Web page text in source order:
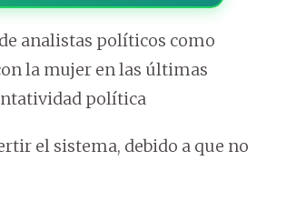
analistas políticos como
la mujer en las últimas
política
el sistema, debido a que no